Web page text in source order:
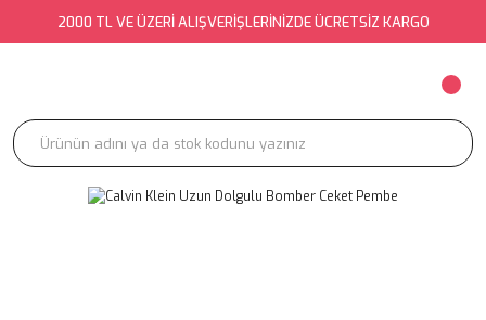
2000 TL VE ÜZERİ ALIŞVERİŞLERİNİZDE ÜCRETSİZ KARGO